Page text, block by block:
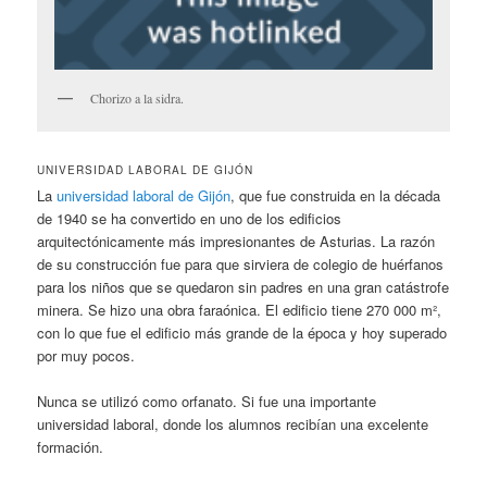
Chorizo a la sidra.
UNIVERSIDAD LABORAL DE GIJÓN
Launiversidad laboral de Gijón, que fue construida en la década
de 1940 se ha convertido en uno de los edificios
arquitectónicamente más impresionantes de Asturias. La razón
de su construcción fue para que sirviera de colegio de huérfanos
para los niños que se quedaron sin padres en una gran catástrofe
minera. Se hizo una obra faraónica. El edificio tiene 270 000 m²,
con lo que fue el edificio más grande de la época y hoy superado
por muy pocos.
Nunca se utilizó como orfanato. Si fue una importante
universidad laboral, donde los alumnos recibían una excelente
formación.